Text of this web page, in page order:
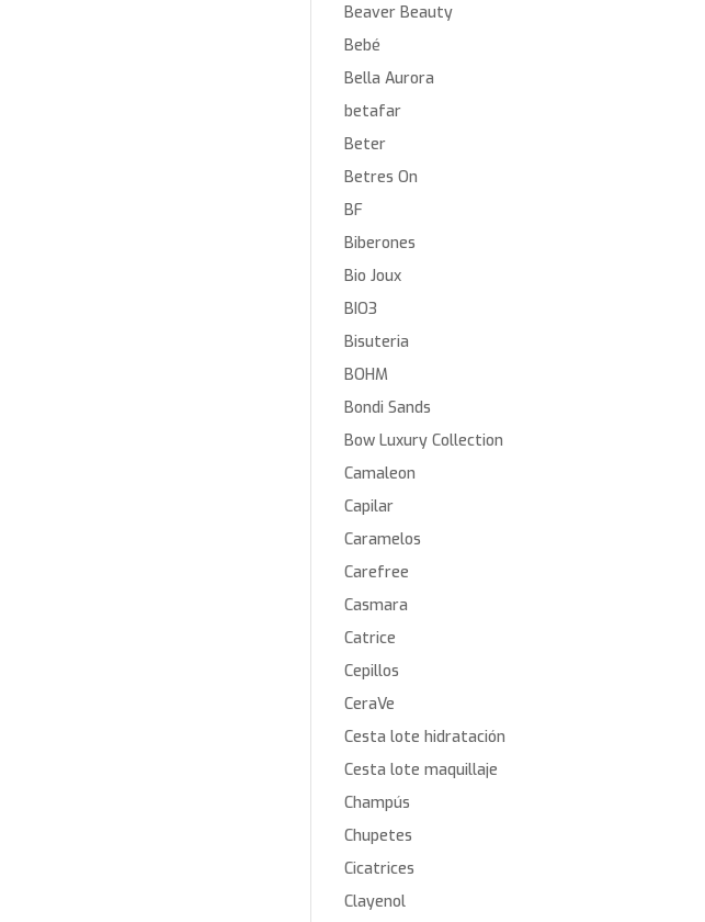
Beaver Beauty
Bebé
Bella Aurora
betafar
Beter
Betres On
BF
Biberones
Bio Joux
BIO3
Bisuteria
BOHM
Bondi Sands
Bow Luxury Collection
Camaleon
Capilar
Caramelos
Carefree
Casmara
Catrice
Cepillos
CeraVe
Cesta lote hidratación
Cesta lote maquillaje
Champús
Chupetes
Cicatrices
Clayenol